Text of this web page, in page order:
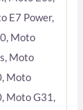
E7 Power,
Moto
Moto
Moto
Moto G31,